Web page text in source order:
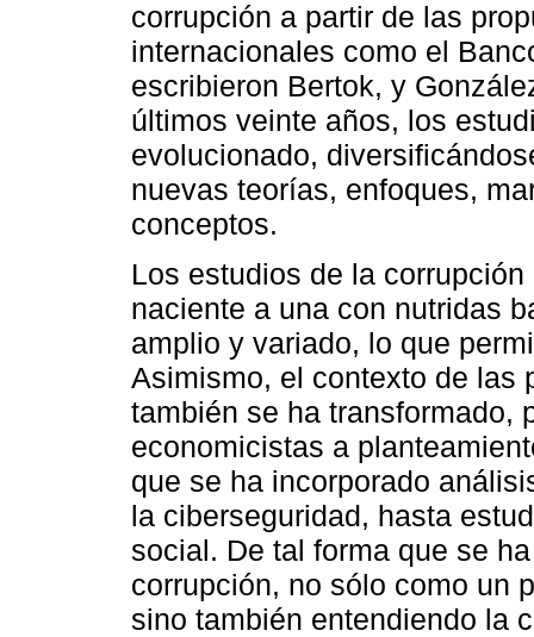
corrupción a partir de las
internacionales como el
escribieron Bertok, y
últimos veinte años, los
evolucionado,
nuevas teorías, enfoques,
conceptos.
Los estudios de la
naciente a una con nutridas
amplio y variado, lo que
Asimismo, el contexto de las
también se ha transformado,
economicistas a
que se ha incorporado
la ciberseguridad, hasta
social. De tal forma que se
corrupción, no sólo como un
sino también entendiendo la